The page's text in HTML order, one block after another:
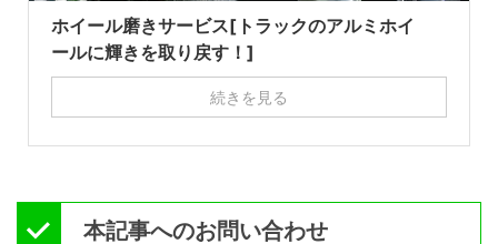
ホイール磨きサービス[トラックのアルミホイ
ールに輝きを取り戻す！]
続きを見る
本記事へのお問い合わせ